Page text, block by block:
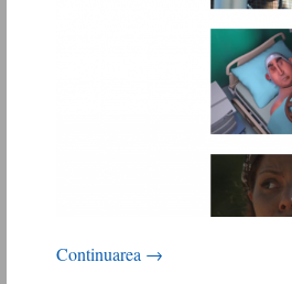
Continuarea →